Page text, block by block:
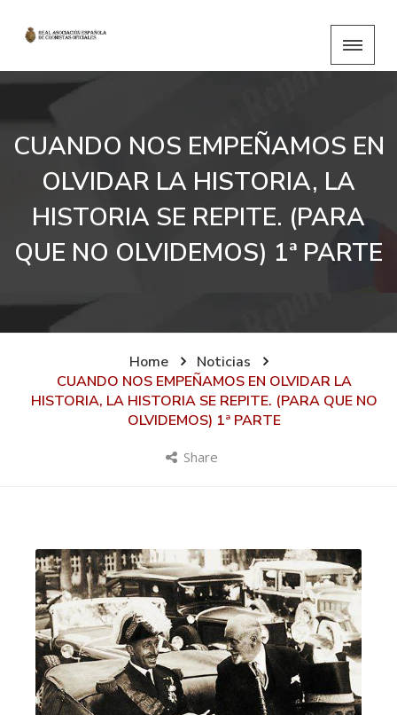
CUANDO NOS EMPEÑAMOS EN
OLVIDAR LA HISTORIA, LA
HISTORIA SE REPITE. (PARA
QUE NO OLVIDEMOS) 1ª PARTE
Home
Noticias
CUANDO NOS EMPEÑAMOS EN OLVIDAR LA
HISTORIA, LA HISTORIA SE REPITE. (PARA QUE NO
OLVIDEMOS) 1ª PARTE
Share